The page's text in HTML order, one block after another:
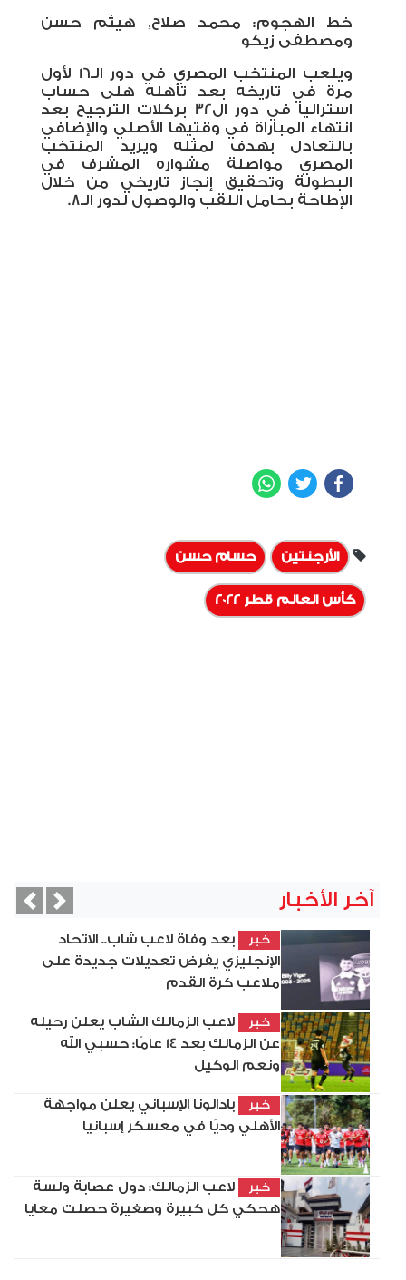
خط الهجوم: محمد صلاح, هيثم حسن
ومصطفى زيكو
ويلعب المنتخب المصري في دور الـ16 لأول
مرة في تاريخه بعد تأهله هلى حساب
استراليا في دور ال32 بركلات الترجيح بعد
انتهاء المباراة في وقتيها الأصلي والإضافي
بالتعادل بهدف لمثله ويريد المنتخب
المصري مواصلة مشواره المشرف في
البطولة وتحقيق إنجاز تاريخي من خلال
الإطاحة بحامل اللقب والوصول لدور الـ8.
Facebook
Twitter
الأرجنتين حسام حسن
كأس العالم قطر 2022
آخر الأخبار
خبر
بعد وفاة لاعب شاب.. الاتحاد
الإنجليزي يفرض تعديلات جديدة على
ملاعب كرة القدم
خبر
لاعب الزمالك الشاب يعلن رحيله
عن الزمالك بعد 14 عامًا: حسبي الله
ونعم الوكيل
خبر
بادالونا الإسباني يعلن مواجهة
الأهلي وديًا في معسكر إسبانيا
خبر
لاعب الزمالك: دول عصابة ولسة
هحكي كل كبيرة وصغيرة حصلت معايا
Next